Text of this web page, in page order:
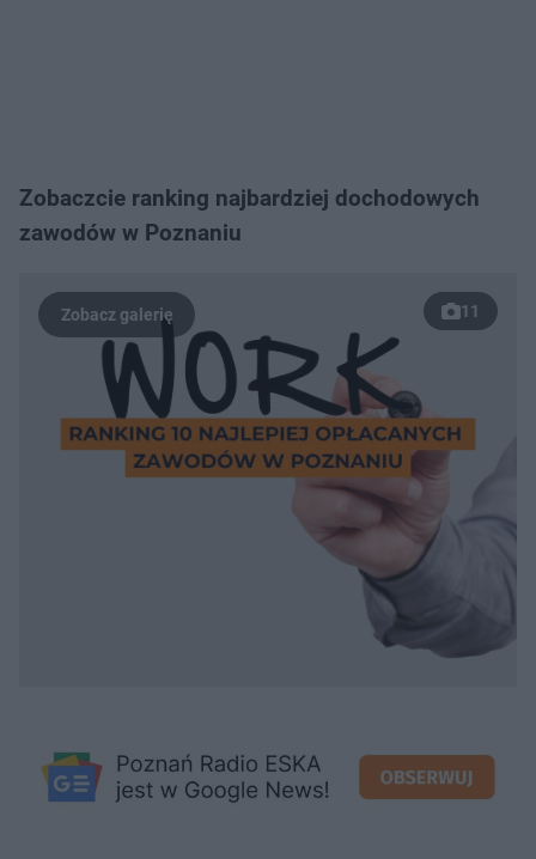
Zobaczcie ranking najbardziej dochodowych
zawodów w Poznaniu
11